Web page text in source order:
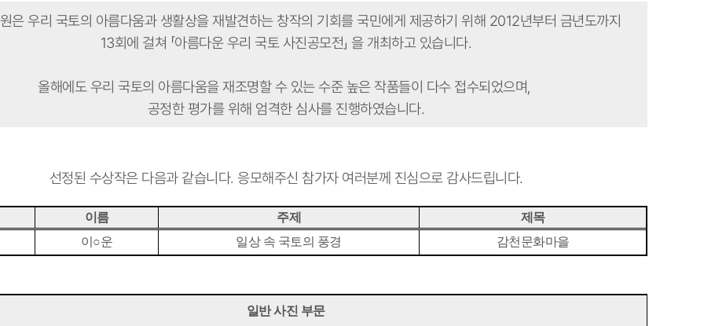
은 우리 국토의 아름다움과 생활상을 재발견하는 창작의 기회를국민에게 제공하기 위해 2012년부터 금년도까지
13회에 걸쳐 「아름다운 우리 국토 사진공모전」 을 개최하고 있습니다.
올해에도 우리 국토의 아름다움을 재조명할 수 있는 수준 높은 작품들이 다수 접수되었으며,
공정한 평가를 위해 엄격한 심사를 진행하였습니다.
선정된 수상작은 다음과 같습니다. 응모해주신 참가자 여러분께 진심으로 감사드립니다.
이름 주제
제목
이○운
일상 속 국토의 풍경 감천문화마을
일반 사진 부문